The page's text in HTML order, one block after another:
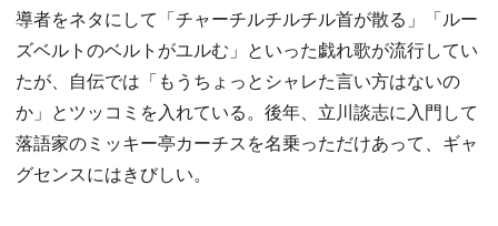
導者をネタにして「チャーチルチルチル首が散る」「ルー
ズベルトのベルトがユルむ」といった戯れ歌が流行してい
たが、自伝では「もうちょっとシャレた言い方はないの
か」とツッコミを入れている。後年、立川談志に入門して
落語家のミッキー亭カーチスを名乗っただけあって、ギャ
グセンスにはきびしい。